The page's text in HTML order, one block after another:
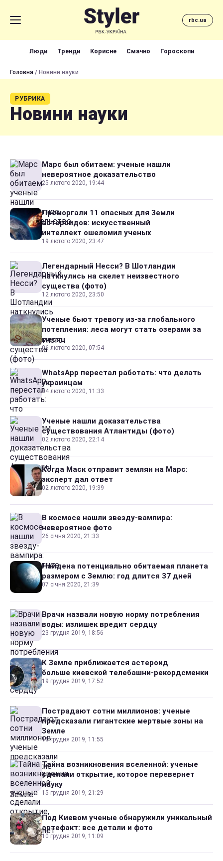
rbc.ua
Люди Тренди Корисне Смачно Гороскопи
Головна / Новини науки
РУБРИКА
Новини науки
Марс был обитаем: ученые нашли
невероятное доказательство
25 лютого 2020, 19:44
Проморгали 11 опасных для Земли
астероидов: искусственный
интеллект ошеломил ученых
19 лютого 2020, 23:47
Легендарный Несси? В Шотландии
наткнулись на скелет неизвестного
существа (фото)
12 лютого 2020, 23:50
Ученые бьют тревогу из-за глобального
потепления: леса могут стать озерами за
месяц
06 лютого 2020, 07:54
WhatsApp перестал работать: что делать
украинцам
04 лютого 2020, 11:33
Ученые нашли доказательства
существования Атлантиды (фото)
02 лютого 2020, 22:14
Когда Маск отправит землян на Марс:
эксперт дал ответ
02 лютого 2020, 19:39
В космосе нашли звезду-вампира:
невероятное фото
26 січня 2020, 21:33
Найдена потенциально обитаемая планета
размером с Землю: год длится 37 дней
07 січня 2020, 21:39
Врачи назвали новую норму потребления
воды: излишек вредит сердцу
23 грудня 2019, 18:56
К Земле приближается астероид
больше киевской телебашни-рекордсменки
19 грудня 2019, 17:52
Пострадают сотни миллионов: ученые
предсказали гигантские мертвые зоны на
Земле
16 грудня 2019, 11:55
Тайна возникновения вселенной: ученые
сделали открытие, которое перевернет
науку
15 грудня 2019, 21:29
Под Киевом ученые обнаружили уникальный
артефакт: все детали и фото
10 грудня 2019, 11:09